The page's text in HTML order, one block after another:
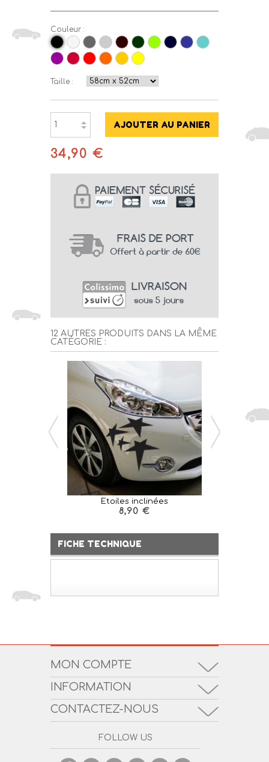
Couleur :
Taille :
34,90 €
12 AUTRES PRODUITS DANS LA MÊME
CATÉGORIE :
Etoiles inclinées
8,90 €
FICHE TECHNIQUE
MON COMPTE
INFORMATION
CONTACTEZ-NOUS
FOLLOW US